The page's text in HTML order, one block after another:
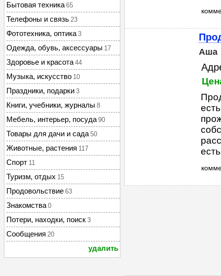
Бытовая техника 65
Телефоны и связь 23
Фототехника, оптика 3
Одежда, обувь, аксессуары 17
Здоровье и красота 44
Музыка, искусство 10
Праздники, подарки 3
Книги, учебники, журналы 8
Мебель, интерьер, посуда 90
Товары для дачи и сада 50
Животные, растения 117
Спорт 11
Туризм, отдых 15
Продовольствие 63
Знакомства 0
Потери, находки, поиск 3
Сообщения 20
удалить
Аша